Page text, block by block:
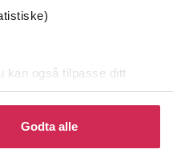
kan også tilpasse ditt
endre ditt samtykke.
Godta alle
De
Kristine